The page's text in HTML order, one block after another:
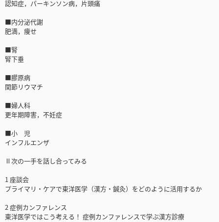
認知症，パーキンソン病，片頭痛
■内分泌代謝
肥満，痩せ
■腎
腎下垂
■膠原病
関節リウマチ
■婦人科
更年期障害，不妊症
■小 児
インフルエンザ
Ⅱ次の一手を話し合ってみる
1 座談会
プライマリ・ケアで東洋医学（漢方・鍼灸）をどのように活用するか
2 症例カンファレンス
東洋医学ではこう考える！ 症例カンファレンスで学ぶ漢方診療